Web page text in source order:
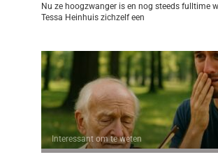
Nu ze hoogzwanger is en nog steeds fulltime
Tessa Heinhuis zichzelf een
Interessant om te weten